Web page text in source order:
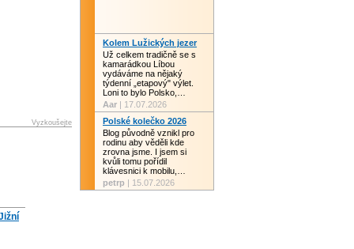
Vyzkoušejte
Kolem Lužických jezer
Už celkem tradičně se s
kamarádkou Líbou
vydáváme na nějaký
týdenní „etapový" výlet.
Loni to bylo Polsko,…
Aar | 17.07.2026
Polské kolečko 2026
Blog původně vznikl pro
rodinu aby věděli kde
zrovna jsme. I jsem si
kvůli tomu pořídil
klávesnici k mobilu,…
petrp | 15.07.2026